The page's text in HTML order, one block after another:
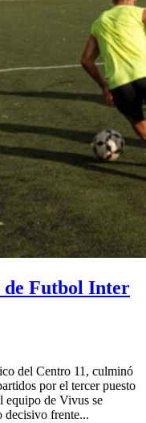
de Futbol Inter
del Centro 11, culminó
por el tercer puesto
equipo de Vivus se
decisivo frente...